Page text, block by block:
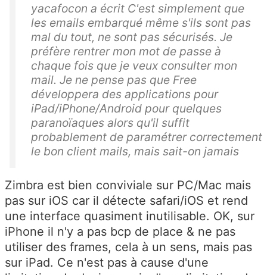
yacafocon a écrit C'est simplement que
les emails embarqué même s'ils sont pas
mal du tout, ne sont pas sécurisés. Je
préfère rentrer mon mot de passe à
chaque fois que je veux consulter mon
mail. Je ne pense pas que Free
développera des applications pour
iPad/iPhone/Android pour quelques
paranoïaques alors qu'il suffit
probablement de paramétrer correctement
le bon client mails, mais sait-on jamais
Zimbra est bien conviviale sur PC/Mac mais
pas sur iOS car il détecte safari/iOS et rend
une interface quasiment inutilisable. OK, sur
iPhone il n'y a pas bcp de place & ne pas
utiliser des frames, cela à un sens, mais pas
sur iPad. Ce n'est pas à cause d'une